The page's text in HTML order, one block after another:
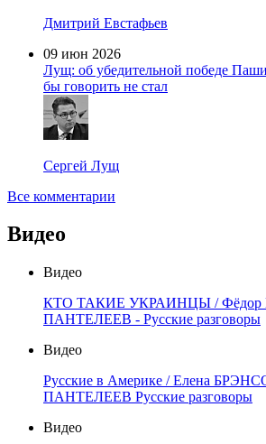
Дмитрий Евстафьев
09 июн 2026
Лущ: об убедительной победе
бы говорить не стал
Сергей Лущ
Все комментарии
Видео
Видео
КТО ТАКИЕ УКРАИНЦЫ / Фёдор
ПАНТЕЛЕЕВ - Русские разговоры
Видео
Русские в Америке / Елена
ПАНТЕЛЕЕВ Русские разговоры
Видео